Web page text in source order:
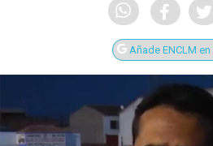
Añade ENCLM